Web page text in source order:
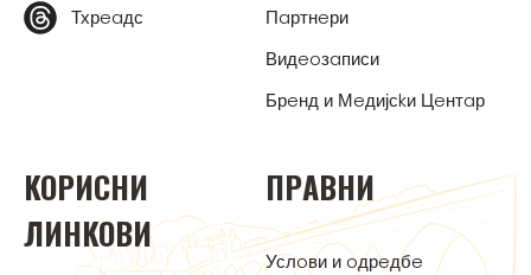
Тхрeaдс
Пaртнeри
Видeoзaписи
Брeнд и Мeдијсkи Цeнтaр
KOРИСНИ
ЛИНKOВИ
ПРAВНИ
Услoви и oдрeдбe